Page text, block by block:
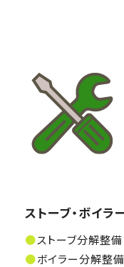
ストーブ・ボイラ
ストーブ分解整備
ボイラー分解整備